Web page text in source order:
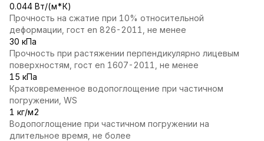
0.044 Вт/(м*К)
Прочность на сжатие при 10% относительной
деформации, гост en 826-2011, не менее
30 кПа
Прочность при растяжении перпендикулярно лицевым
поверхностям, гост en 1607-2011, не менее
15 кПа
Кратковременное водопоглощение при частичном
погружении, WS
1 кг/м2
Водопоглощение при частичном погружении на
длительное время, не более